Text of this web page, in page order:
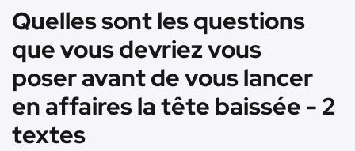
Quelles sont les questions
que vous devriez vous
poser avant de vous lancer
en affaires la tête baissée - 2
textes